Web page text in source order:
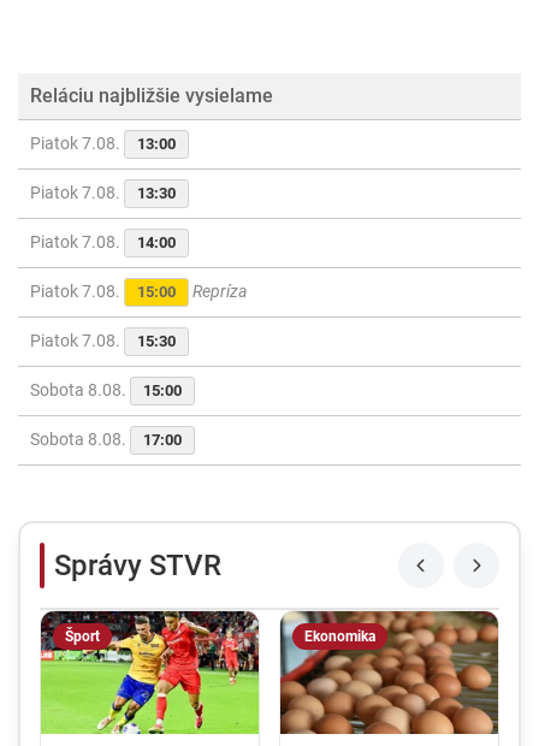
Reláciu najbližšie vysielame
Piatok 7.08. 13:00
Piatok 7.08. 13:30
Piatok 7.08. 14:00
Piatok 7.08. 15:00 Repríza
Piatok 7.08. 15:30
Sobota 8.08. 15:00
Sobota 8.08. 17:00
Správy STVR
Šport Ekonomika